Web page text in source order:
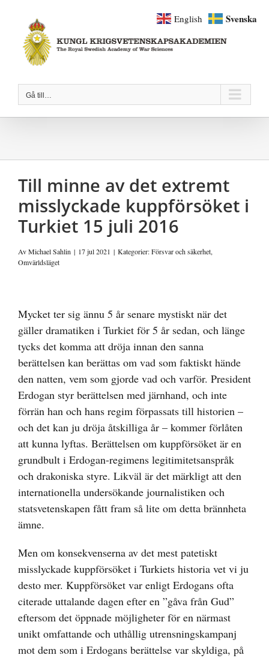
innehållet
Gå till…
Till minne av det extremt
misslyckade kuppförsöket i
Turkiet 15 juli 2016
AvMichael Sahlin | 17 jul 2021 | Kategorier:Försvar och säkerhet,
Omvärldsläget
större
bild
Mycket ter sig ännu 5 år senare mystiskt när det
gäller dramatiken i Turkiet för 5 år sedan, och länge
tycks det komma att dröja innan den sanna
berättelsen kan berättas om vad som faktiskt hände
den natten, vem som gjorde vad och varför. President
Erdogan styr berättelsen med järnhand, och inte
förrän han och hans regim förpassats till historien –
och det kan ju dröja åtskilliga år – kommer förlåten
att kunna lyftas. Berättelsen om kuppförsöket är en
grundbult i Erdogan-regimens legitimitetsanspråk
och drakoniska styre. Likväl är det märkligt att den
internationella undersökande journalistiken och
statsvetenskapen fått fram så lite om detta brännheta
ämne.
Men om konsekvenserna av det mest patetiskt
misslyckade kuppförsöket i Turkiets historia vet vi ju
desto mer. Kuppförsöket var enligt Erdogans ofta
citerade uttalande dagen efter en ”gåva från Gud”
eftersom det öppnade möjligheter för en närmast
unikt omfattande och uthållig utrensningskampanj
mot dem som i Erdogans berättelse var skyldiga, på
English Svenska